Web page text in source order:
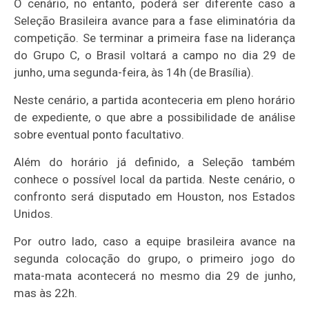
O cenário, no entanto, poderá ser diferente caso a
Seleção Brasileira avance para a fase eliminatória da
competição. Se terminar a primeira fase na liderança
do Grupo C, o Brasil voltará a campo no dia 29 de
junho, uma segunda-feira, às 14h (de Brasília).
Neste cenário, a partida aconteceria em pleno horário
de expediente, o que abre a possibilidade de análise
sobre eventual ponto facultativo.
Além do horário já definido, a Seleção também
conhece o possível local da partida. Neste cenário, o
confronto será disputado em Houston, nos Estados
Unidos.
Por outro lado, caso a equipe brasileira avance na
segunda colocação do grupo, o primeiro jogo do
mata-mata acontecerá no mesmo dia 29 de junho,
mas às 22h.